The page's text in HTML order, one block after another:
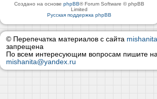
Создано на основеphpBB® Forum Software © phpBB
Limited
Русская поддержка phpBB
© Перепечатка материалов с сайта
запрещена
По всем интересующим вопросам пишите
mishanita@yandex.ru